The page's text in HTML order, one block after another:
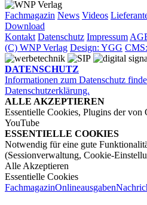
Fachmagazin News Videos
Download
Kontakt Datenschutz Impressum
(C) WNP Verlag Design: YGG
DATENSCHUTZ
Informationen zum Datenschutz
Datenschutzerklärung.
ALLE AKZEPTIEREN
Essentielle Cookies, Plugins der von
YouTube
ESSENTIELLE COOKIES
Notwendig für eine gute
(Sessionverwaltung, Cookie-
Alle Akzeptieren
Essentielle Cookies
FachmagazinOnlineausgaben